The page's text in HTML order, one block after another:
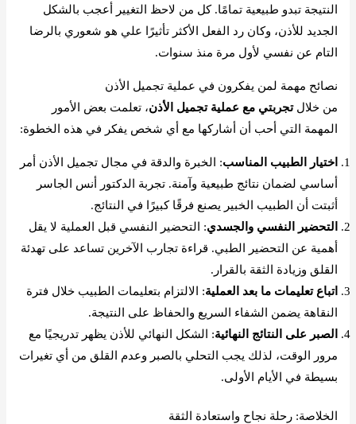
النتيجة تبدو طبيعية تمامًا. كل من لاحظ التغيير أعجب بالشكل
الجديد للأذن، وكان رد الفعل الأكثر تأثيرًا علي هو شعوري بالرضا
التام عن نفسي لأول مرة منذ سنوات.
نصائح مهمة لمن يفكرون في عملية تجميل الأذن
من خلالتجربتي مع عملية تجميل الأذن، تعلمت بعض الأمور
المهمة التي أحب أن أشاركها مع أي شخص يفكر في هذه الخطوة:
اختيار الطبيب المناسب: الخبرة والدقة في مجال تجميل الأذن أمر
أساسي لضمان نتائج طبيعية وآمنة. تجربة الدكتور أنس الجاسر
أثبتت أن الطبيب الخبير يصنع فرقًا كبيرًا في النتائج.
التحضير النفسي والجسدي: التحضير النفسي قبل العملية لا يقل
أهمية عن التحضير الطبي. قراءة تجارب الآخرين تساعد على تهدئة
القلق وزيادة الثقة بالقرار.
اتباع تعليمات ما بعد العملية: الالتزام بتعليمات الطبيب خلال فترة
النقاهة يضمن الشفاء السريع والحفاظ على النتيجة.
الصبر على النتائج النهائية: الشكل النهائي للأذن يظهر تدريجيًا مع
مرور الوقت، لذلك يجب التحلي بالصبر وعدم القلق من أي تغيرات
بسيطة في الأيام الأولى.
الخلاصة: رحلة نجاح واستعادة الثقة